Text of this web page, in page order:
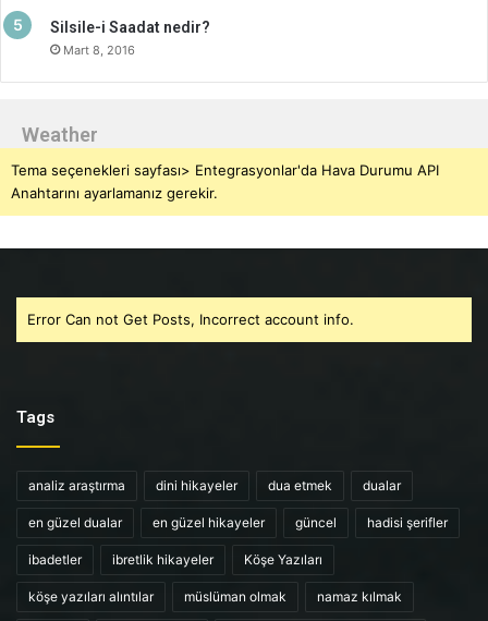
Silsile-i Saadat nedir?
Mart 8, 2016
Weather
Tema seçenekleri sayfası> Entegrasyonlar'da Hava Durumu API
Anahtarını ayarlamanız gerekir.
Error Can not Get Posts, Incorrect account info.
Tags
analiz araştırma dini hikayeler dua etmek dualar
en güzel dualar en güzel hikayeler güncel hadisi şerifler
ibadetler ibretlik hikayeler Köşe Yazıları
köşe yazıları alıntılar müslüman olmak namaz kılmak